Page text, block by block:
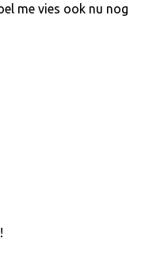
me vies ook nu nog